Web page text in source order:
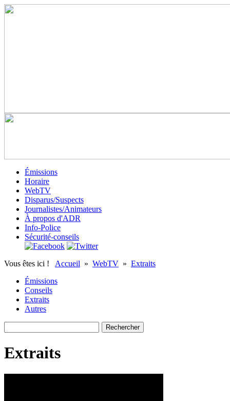
Émissions
Horaire
WebTV
Disparus/Suspects
Journalistes/Animateurs
À propos d'ADR
Info-Police
Sécurité-conseils
Vous êtes ici ! Accueil » WebTV » Extraits
Émissions
Conseils
Extraits
Autres
Extraits